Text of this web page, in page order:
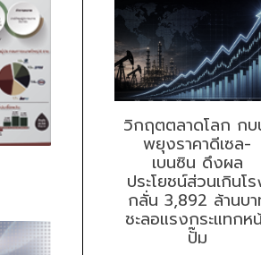
วิกฤตตลาดโลก กบ
พยุงราคาดีเซล-
เบนซิน ดึงผล
ประโยชน์ส่วนเกินโ
กลั่น 3,892 ล้านบ
ชะลอแรงกระแทกห
ปั๊ม